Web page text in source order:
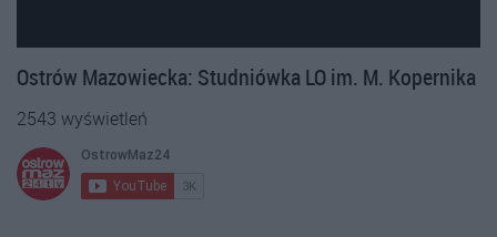
Ostrów Mazowiecka: Studniówka LO im. M. Kopernika
2543 wyświetleń